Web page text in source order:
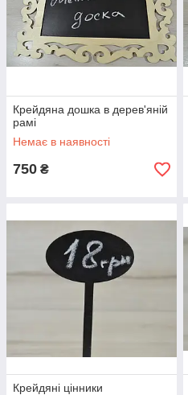
Крейдяна дошка в дерев'яній
рамі
Немає в наявності
750 ₴
Крейдяні цінники